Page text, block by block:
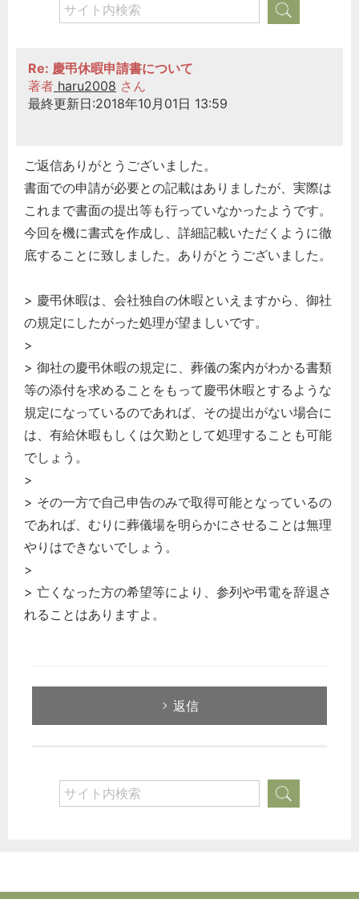
Re: 慶弔休暇申請書について
著者 haru2008 さん
最終更新日:2018年10月01日 13:59
ご返信ありがとうございました。
書面での申請が必要との記載はありましたが、実際は
これまで書面の提出等も行っていなかったようです。
今回を機に書式を作成し、詳細記載いただくように徹
底することに致しました。ありがとうございました。
> 慶弔休暇は、会社独自の休暇といえますから、御社
の規定にしたがった処理が望ましいです。
>
> 御社の慶弔休暇の規定に、葬儀の案内がわかる書類
等の添付を求めることをもって慶弔休暇とするような
規定になっているのであれば、その提出がない場合に
は、有給休暇もしくは欠勤として処理することも可能
でしょう。
>
> その一方で自己申告のみで取得可能となっているの
であれば、むりに葬儀場を明らかにさせることは無理
やりはできないでしょう。
>
> 亡くなった方の希望等により、参列や弔電を辞退さ
れることはありますよ。
返信